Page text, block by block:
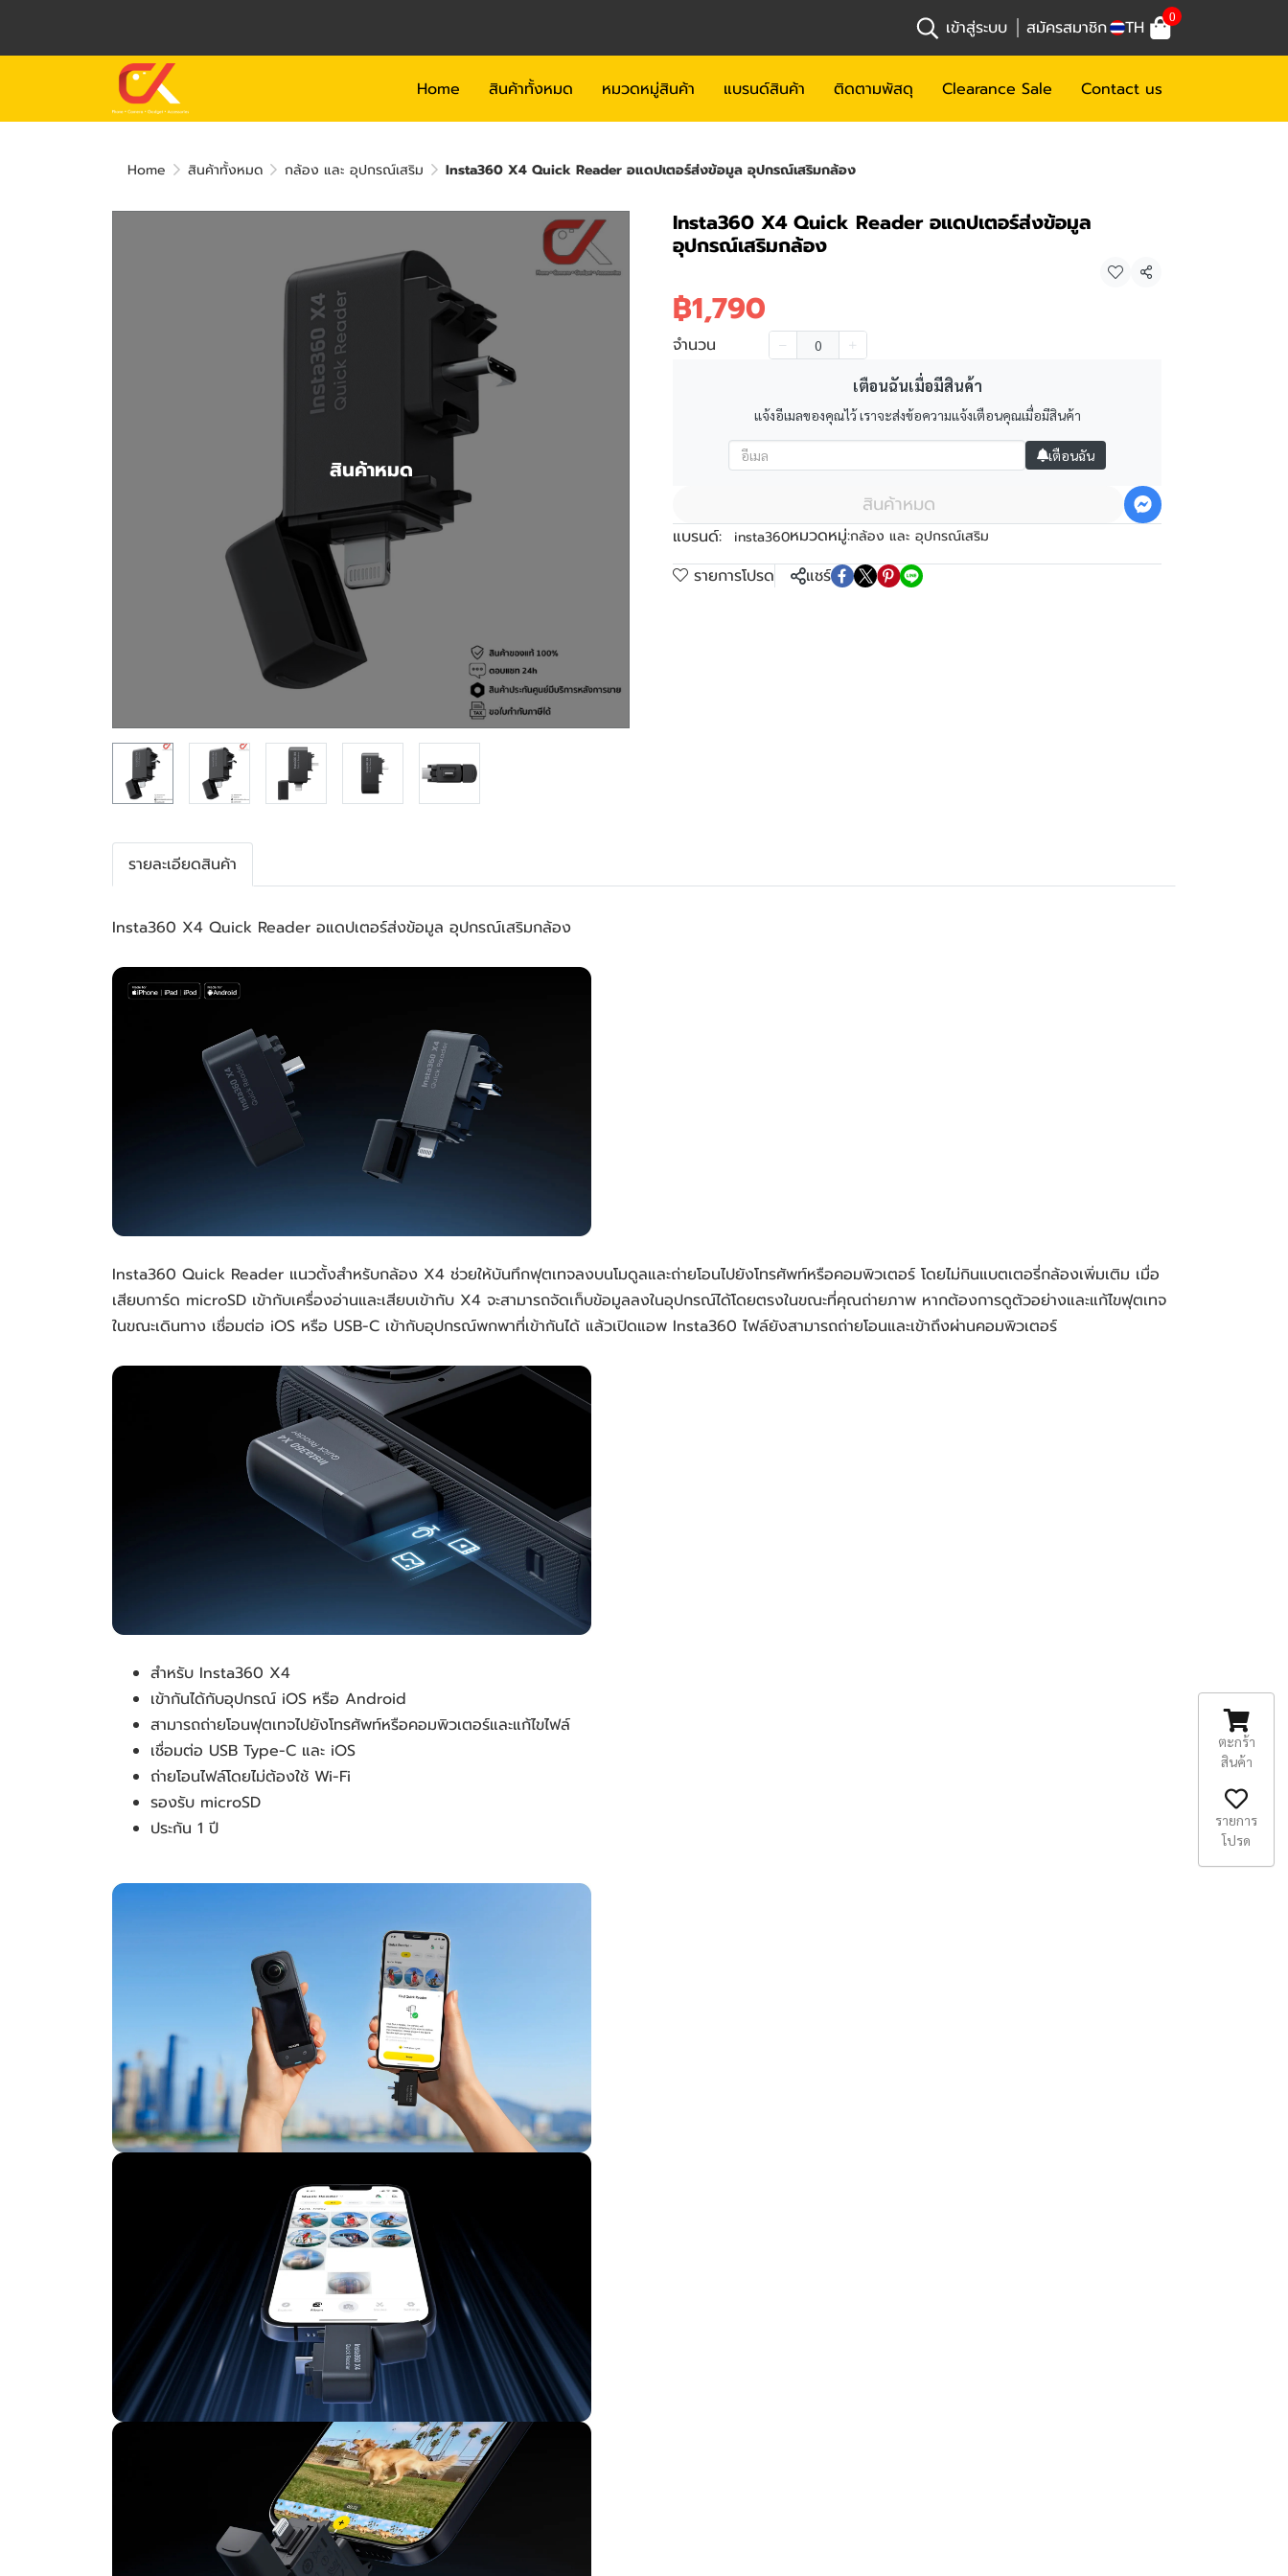
เข้าสู่ระบบ สมัครสมาชิก TH 0
Home สินค้าทั้งหมด หมวดหมู่สินค้า แบรนด์สินค้า ติดตามพัสดุ Clearance Sale Contact us
Home สินค้าทั้งหมด กล้อง และ อุปกรณ์เสริม Insta360 X4 Quick Reader อแดปเตอร์ส่งข้อมูล อุปกรณ์เสริมกล้อง
สินค้าหมด
Insta360 X4 Quick Reader อแดปเตอร์ส่งข้อมูล
อุปกรณ์เสริมกล้อง
แชร์
฿1,790
จำนวน
เตือนฉันเมื่อมีสินค้า
แจ้งอีเมลของคุณไว้ เราจะส่งข้อความแจ้งเตือนคุณเมื่อมีสินค้า
เตือนฉัน
สินค้าหมด
แบรนด์: insta360หมวดหมู่:กล้อง และ อุปกรณ์เสริม
รายการโปรด แชร์
รายละเอียดสินค้า
Insta360 X4 Quick Reader อแดปเตอร์ส่งข้อมูล อุปกรณ์เสริมกล้อง
Insta360 Quick Reader แนวตั้งสำหรับกล้อง X4 ช่วยให้บันทึกฟุตเทจลงบนโมดูลและถ่ายโอนไปยังโทรศัพท์หรือคอมพิวเตอร์ โดยไม่กินแบตเตอรี่กล้องเพิ่มเติม เมื่อ
เสียบการ์ด microSD เข้ากับเครื่องอ่านและเสียบเข้ากับ X4 จะสามารถจัดเก็บข้อมูลลงในอุปกรณ์ได้โดยตรงในขณะที่คุณถ่ายภาพ หากต้องการดูตัวอย่างและแก้ไขฟุตเทจ
ในขณะเดินทาง เชื่อมต่อ iOS หรือ USB-C เข้ากับอุปกรณ์พกพาที่เข้ากันได้ แล้วเปิดแอพ Insta360 ไฟล์ยังสามารถถ่ายโอนและเข้าถึงผ่านคอมพิวเตอร์
สำหรับ Insta360 X4
เข้ากันได้กับอุปกรณ์ iOS หรือ Android
สามารถถ่ายโอนฟุตเทจไปยังโทรศัพท์หรือคอมพิวเตอร์และแก้ไขไฟล์
เชื่อมต่อ USB Type-C และ iOS
ถ่ายโอนไฟล์โดยไม่ต้องใช้ Wi-Fi
รองรับ microSD
ประกัน 1 ปี
ตะกร้า
สินค้า
รายการ
โปรด